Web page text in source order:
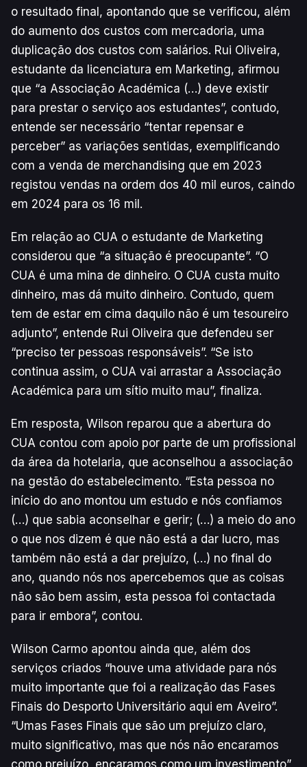
o resultado final, apontando que se verificou, além
do aumento dos custos com mercadoria, uma
duplicação dos custos com salários. Rui Oliveira,
estudante da licenciatura em Marketing, afirmou
que “a Associação Académica (…) deve existir
para prestar o serviço aos estudantes”, contudo,
entende ser necessário “tentar repensar e
perceber” as variações sentidas, exemplificando
com a venda de merchandising que em 2023
registou vendas na ordem dos 40 mil euros, caindo
em 2024 para os 16 mil.
Em relação ao CUA o estudante de Marketing
considerou que “a situação é preocupante”. “O
CUA é uma mina de dinheiro. O CUA custa muito
dinheiro, mas dá muito dinheiro. Contudo, quem
tem de estar em cima daquilo não é um tesoureiro
adjunto”, entende Rui Oliveira que defendeu ser
“preciso ter pessoas responsáveis”. “Se isto
continua assim, o CUA vai arrastar a Associação
Académica para um sítio muito mau”, finaliza.
Em resposta, Wilson reparou que a abertura do
CUA contou com apoio por parte de um profissional
da área da hotelaria, que aconselhou a associação
na gestão do estabelecimento. “Esta pessoa no
início do ano montou um estudo e nós confiamos
(…) que sabia aconselhar e gerir; (…) a meio do ano
o que nos dizem é que não está a dar lucro, mas
também não está a dar prejuízo, (…) no final do
ano, quando nós nos apercebemos que as coisas
não são bem assim, esta pessoa foi contactada
para ir embora”, contou.
Wilson Carmo apontou ainda que, além dos
serviços criados “houve uma atividade para nós
muito importante que foi a realização das Fases
Finais do Desporto Universitário aqui em Aveiro”.
“Umas Fases Finais que são um prejuízo claro,
muito significativo, mas que nós não encaramos
como prejuízo, encaramos como um investimento”,